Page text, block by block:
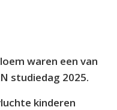
waren een van
studiedag 2025.
kinderen